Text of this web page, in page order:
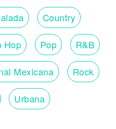
Country
Hop Pop R&B
Mexicana Rock
Urbana